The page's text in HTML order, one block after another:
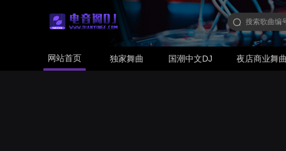
网站首页 独家舞曲 国潮中文DJ 夜店商业舞曲